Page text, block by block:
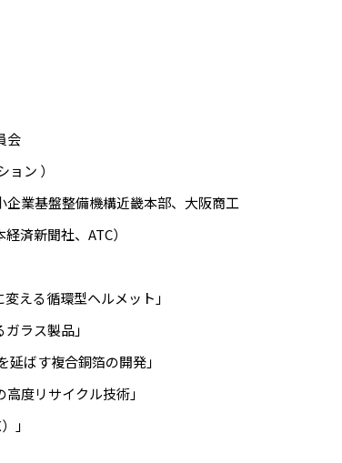
会
ン ）
業基盤整備機構近畿本部、大阪商工
済新聞社、ATC）
える循環型ヘルメット」
ラス製品」
ばす複合銅箔の開発」
度リサイクル技術」
」